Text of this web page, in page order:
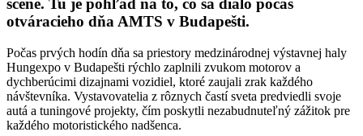
scéne. Tu je pohľad na to, čo sa dialo počas
otváracieho dňa AMTS v Budapešti.
Počas prvých hodín dňa sa priestory medzinárodnej výstavnej haly
Hungexpo v Budapešti rýchlo zaplnili zvukom motorov a
dychberúcimi dizajnami vozidiel, ktoré zaujali zrak každého
návštevníka. Vystavovatelia z rôznych častí sveta predviedli svoje
autá a tuningové projekty, čím poskytli nezabudnuteľný zážitok pre
každého motoristického nadšenca.